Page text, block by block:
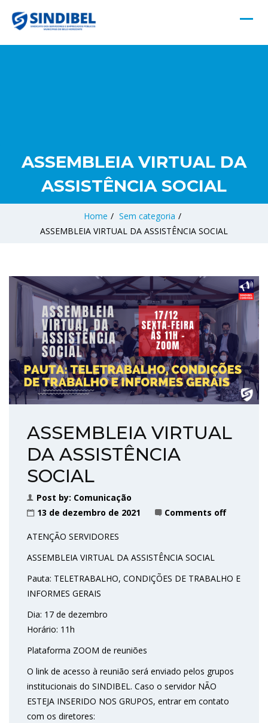
ASSEMBLEIA VIRTUAL DA
ASSISTÊNCIA SOCIAL
Home / Sem categoria /
ASSEMBLEIA VIRTUAL DA ASSISTÊNCIA SOCIAL
ASSEMBLEIA VIRTUAL
DA ASSISTÊNCIA
SOCIAL
Post by: Comunicação
13 de dezembro de 2021
Comments off
ATENÇÃO SERVIDORES
ASSEMBLEIA VIRTUAL DA ASSISTÊNCIA SOCIAL
Pauta: TELETRABALHO, CONDIÇÕES DE TRABALHO E
INFORMES GERAIS
Dia: 17 de dezembro
Horário: 11h
Plataforma ZOOM de reuniões
O link de acesso à reunião será enviado pelos grupos
institucionais do SINDIBEL. Caso o servidor NÃO
ESTEJA INSERIDO NOS GRUPOS, entrar em contato
com os diretores: